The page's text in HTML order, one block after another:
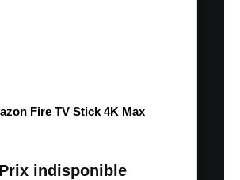
Fire TV Stick 4K Max
Prix indisponible